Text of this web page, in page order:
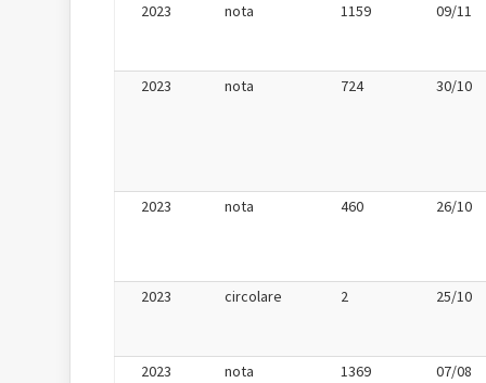
2023 nota 1159 09/11
2023 nota 724 30/10
2023 nota 460 26/10
2023 circolare 2 25/10
2023 nota 1369 07/08